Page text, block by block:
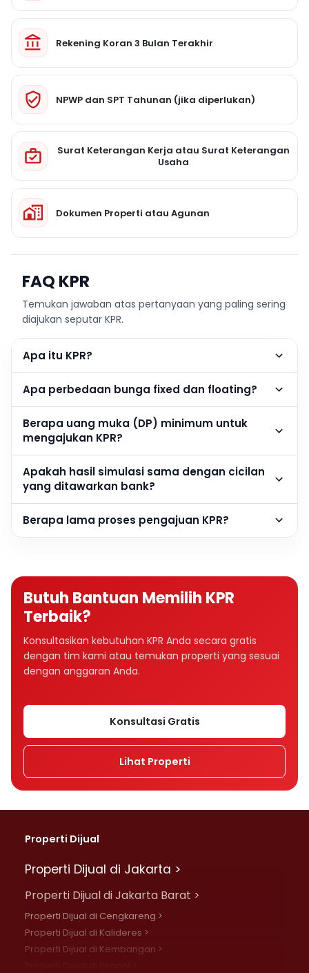
Rekening Koran 3 Bulan Terakhir
NPWP dan SPT Tahunan (jika diperlukan)
Surat Keterangan Kerja atau Surat Keterangan
Usaha
Dokumen Properti atau Agunan
FAQ KPR
Temukan jawaban atas pertanyaan yang paling sering
diajukan seputar KPR.
Apa itu KPR?
Apa perbedaan bunga fixed dan floating?
Berapa uang muka (DP) minimum untuk
mengajukan KPR?
Apakah hasil simulasi sama dengan cicilan
yang ditawarkan bank?
Berapa lama proses pengajuan KPR?
Butuh Bantuan Memilih KPR
Terbaik?
Konsultasikan kebutuhan KPR Anda secara gratis
dengan tim kami atau temukan properti yang sesuai
dengan anggaran Anda.
Konsultasi Gratis
Lihat Properti
Properti Dijual
Properti Dijual di Jakarta >
Properti Dijual di Jakarta Barat >
Properti Dijual di Cengkareng >
Properti Dijual di Kalideres >
Properti Dijual di Kembangan >